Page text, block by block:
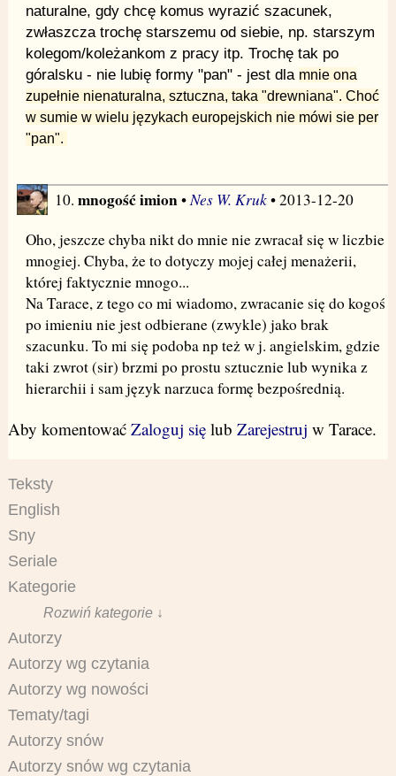
naturalne, gdy chcę komus wyrazić szacunek,
zwłaszcza trochę starszemu od siebie, np. starszym
kolegom/koleżankom z pracy itp. Trochę tak po
góralsku - nie lubię formy "pan" - jest dla mnie ona
zupełnie nienaturalna, sztuczna, taka "drewniana". Choć
w sumie w wielu językach europejskich nie mówi sie per
"pan".
10. mnogość imion•Nes W. Kruk• 2013-12-20
Oho, jeszcze chyba nikt do mnie nie zwracał się w liczbie
mnogiej. Chyba, że to dotyczy mojej całej menażerii,
której faktycznie mnogo...
Na Tarace, z tego co mi wiadomo, zwracanie się do kogoś
po imieniu nie jest odbierane (zwykle) jako brak
szacunku. To mi się podoba np też w j. angielskim, gdzie
taki zwrot (sir) brzmi po prostu sztucznie lub wynika z
hierarchii i sam język narzuca formę bezpośrednią.
Aby komentować Zaloguj sięlub Zarejestruj w Tarace.
Teksty
English
Sny
Seriale
Kategorie
Rozwiń kategorie ↓
Autorzy
Autorzy wg czytania
Autorzy wg nowości
Tematy/tagi
Autorzy snów
Autorzy snów wg czytania